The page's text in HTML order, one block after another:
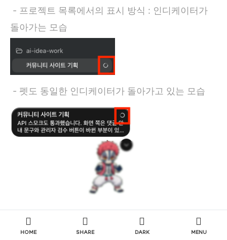
- 프로젝트 목록에서의 표시 방식 : 인디케이터가
돌아가는 모습
- 펫도 동일한 인디케이터가 돌아가고 있는 모습
ex) Waiting for input
HOME SHARE DARK MENU